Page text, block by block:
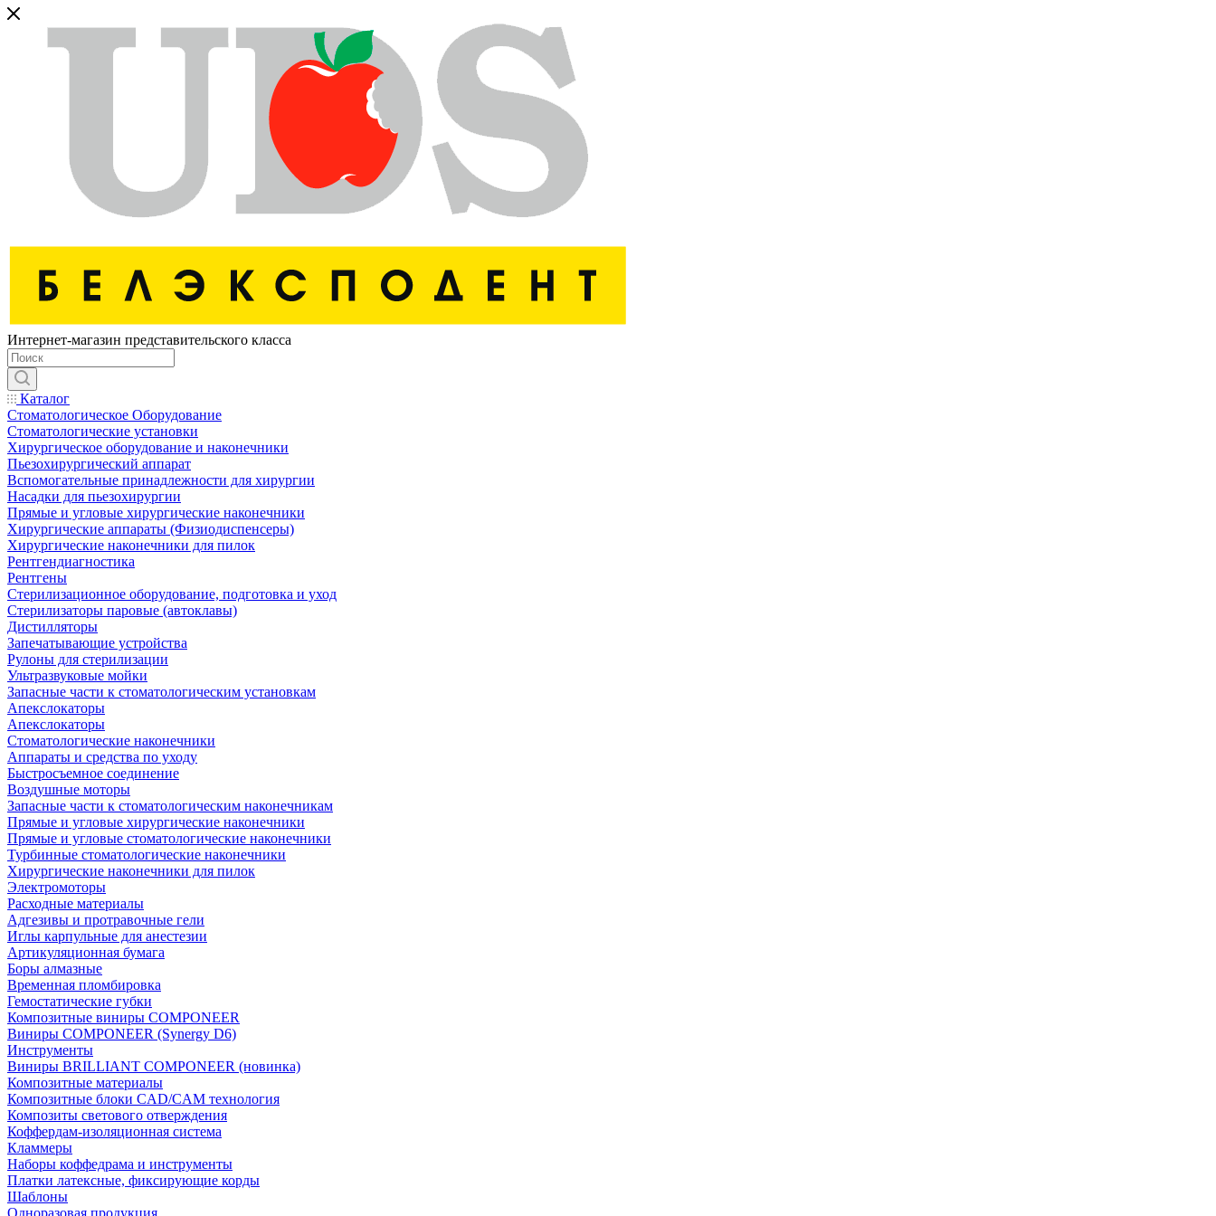
Интернет-магазин представительского класса
Каталог
Стоматологическое Оборудование
Стоматологические установки
Хирургическое оборудование и наконечники
Пьезохирургический аппарат
Вспомогательные принадлежности для хирургии
Насадки для пьезохирургии
Прямые и угловые хирургические наконечники
Хирургические аппараты (Физиодиспенсеры)
Хирургические наконечники для пилок
Рентгендиагностика
Рентгены
Стерилизационное оборудование, подготовка и уход
Стерилизаторы паровые (автоклавы)
Дистилляторы
Запечатывающие устройства
Рулоны для стерилизации
Ультразвуковые мойки
Запасные части к стоматологическим установкам
Апекслокаторы
Апекслокаторы
Стоматологические наконечники
Аппараты и средства по уходу
Быстросъемное соединение
Воздушные моторы
Запасные части к стоматологическим наконечникам
Прямые и угловые хирургические наконечники
Прямые и угловые стоматологические наконечники
Турбинные стоматологические наконечники
Хирургические наконечники для пилок
Электромоторы
Расходные материалы
Адгезивы и протравочные гели
Иглы карпульные для анестезии
Артикуляционная бумага
Боры алмазные
Временная пломбировка
Гемостатические губки
Композитные виниры COMPONEER
Виниры COMPONEER (Synergy D6)
Инструменты
Виниры BRILLIANT COMPONEER (новинка)
Композитные материалы
Композитные блоки CAD/СAM технология
Композиты светового отверждения
Коффердам-изоляционная система
Кламмеры
Наборы коффедрама и инструменты
Платки латексные, фиксирующие корды
Шаблоны
Одноразовая продукция